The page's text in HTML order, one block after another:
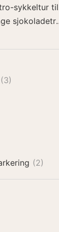
Brugge: Kurs i å lage
(3)
(2)